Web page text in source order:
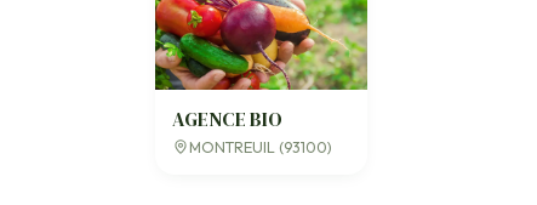
AGENCE BIO
MONTREUIL (93100)